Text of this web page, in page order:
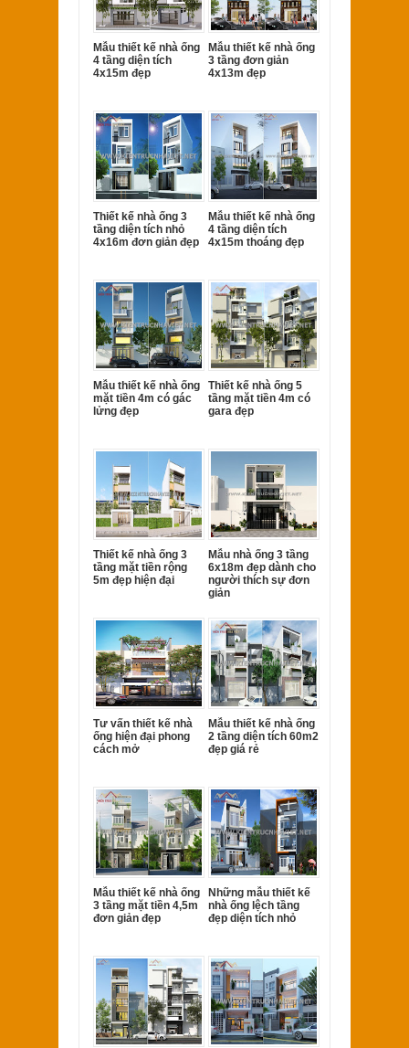
Mẫu thiết kế nhà ống
4 tầng diện tích
4x15m đẹp
Mẫu thiết kế nhà ống
3 tầng đơn giản
4x13m đẹp
Thiết kế nhà ống 3
tầng diện tích nhỏ
4x16m đơn giản đẹp
Mẫu thiết kế nhà ống
4 tầng diện tích
4x15m thoáng đẹp
Mẫu thiết kế nhà ống
mặt tiền 4m có gác
lửng đẹp
Thiết kế nhà ống 5
tầng mặt tiền 4m có
gara đẹp
Thiết kế nhà ống 3
tầng mặt tiền rộng
5m đẹp hiện đại
Mẫu nhà ống 3 tầng
6x18m đẹp dành cho
người thích sự đơn
giản
Tư vấn thiết kế nhà
ống hiện đại phong
cách mở
Mẫu thiết kế nhà ống
2 tầng diện tích 60m2
đẹp giá rẻ
Mẫu thiết kế nhà ống
3 tầng mặt tiền 4,5m
đơn giản đẹp
Những mẫu thiết kế
nhà ống lệch tầng
đẹp diện tích nhỏ